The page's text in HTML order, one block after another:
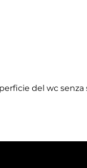
del wc